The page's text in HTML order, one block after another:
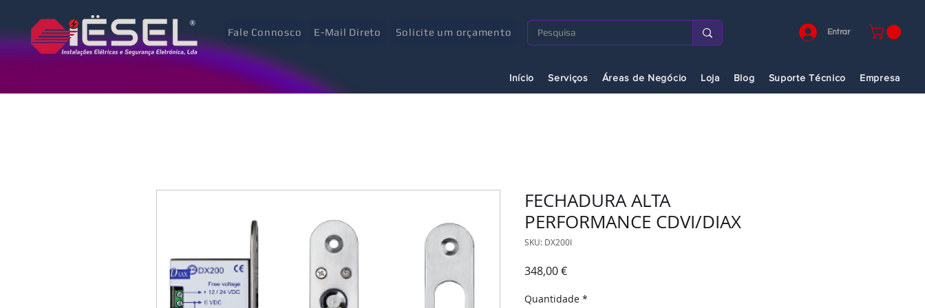
Fale Connosco E-Mail Direto Solicite um orçamento Entrar
Início Serviços Áreas de Negócio Loja Blog Suporte Técnico Empresa
FECHADURA ALTA
PERFORMANCE CDVI/DIAX
SKU: DX200I
348,00 €Preço
Quantidade *